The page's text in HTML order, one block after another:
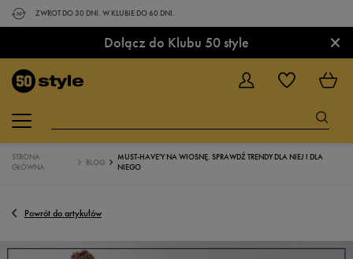
ZWROT DO 30 DNI. W KLUBIE DO 60 DNI.
Dołącz do Klubu 50 style ×
STRONA
GŁÓWNA
BLOG
MUST-HAVE'Y NA WIOSNĘ. SPRAWDŹ TRENDY DLA NIEJ I DLA
NIEGO
Powrót do artykułów